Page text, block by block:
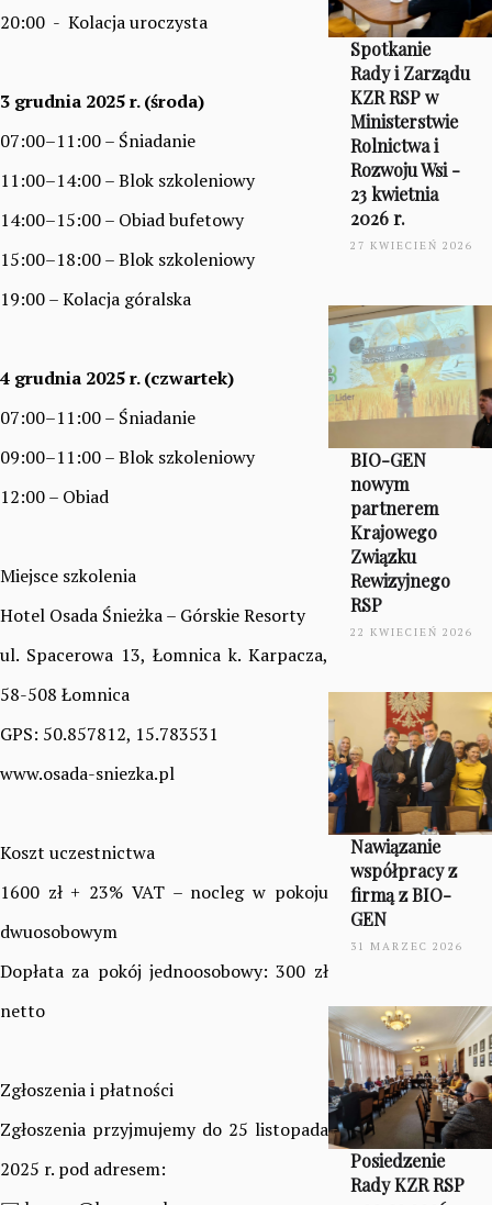
20:00 - Kolacja uroczysta
3 grudnia 2025 r. (środa)
07:00–11:00 – Śniadanie
11:00–14:00 – Blok szkoleniowy
14:00–15:00 – Obiad bufetowy
15:00–18:00 – Blok szkoleniowy
19:00 – Kolacja góralska
4 grudnia 2025 r. (czwartek)
07:00–11:00 – Śniadanie
09:00–11:00 – Blok szkoleniowy
12:00 – Obiad
Miejsce szkolenia
Hotel Osada Śnieżka – Górskie Resorty
ul. Spacerowa 13, Łomnica k. Karpacza,
58-508 Łomnica
GPS: 50.857812, 15.783531
www.osada-sniezka.pl
Koszt uczestnictwa
1600 zł + 23% VAT – nocleg w pokoju
dwuosobowym
Dopłata za pokój jednoosobowy: 300 zł
netto
Zgłoszenia i płatności
Zgłoszenia przyjmujemy do 25 listopada
2025 r. pod adresem:
Spotkanie
Rady i Zarządu
KZR RSP w
Ministerstwie
Rolnictwa i
Rozwoju Wsi -
23 kwietnia
2026 r.
27 KWIECIEŃ 2026
BIO-GEN
nowym
partnerem
Krajowego
Związku
Rewizyjnego
RSP
22 KWIECIEŃ 2026
Nawiązanie
współpracy z
firmą z BIO-
GEN
31 MARZEC 2026
Posiedzenie
Rady KZR RSP